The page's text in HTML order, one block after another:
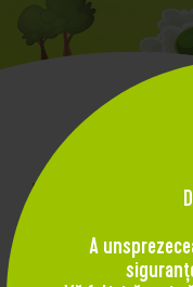
A
Tema 3 -
pauză